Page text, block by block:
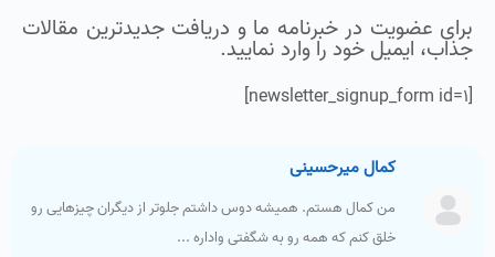
برای عضویت در خبرنامه ما و دریافت جدیدترین مقالات
جذاب، ایمیل خود را وارد نمایید.
[newsletter_signup_form id=1]
کمال میرحسینی
من کمال هستم. همیشه دوس داشتم جلوتر از دیگران چیزهایی رو
خلق کنم که همه رو به شگفتی واداره ...